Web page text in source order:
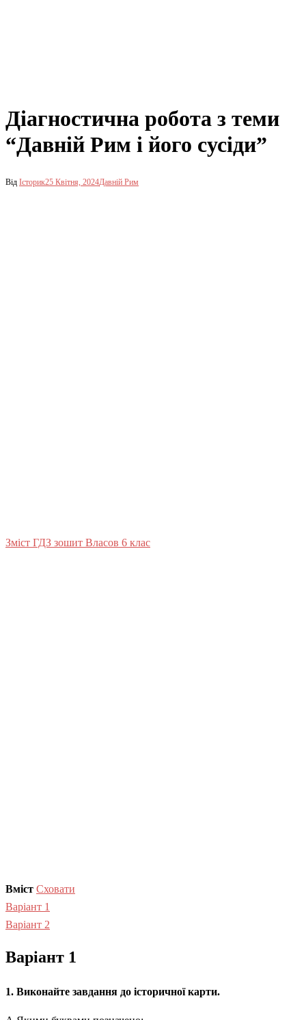
Діагностична робота з теми
“Давній Рим і його сусіди”
Від Історик25 Квітня, 2024Давній Рим
Зміст ГДЗ зошит Власов 6 клас
Вміст Сховати
Варіант 1
Варіант 2
Варіант 1
1. Виконайте завдання до історичної карти.